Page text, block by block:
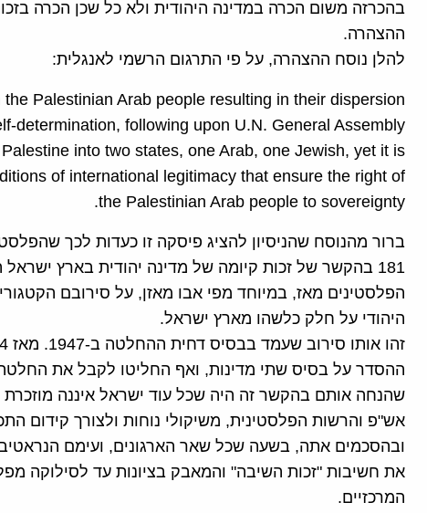
בהכרזה משום הכרה במדינה היהודית ולא כל שכן הכרה
ההצהרה.
להלן נוסח ההצהרה, על פי התרגום הרשמי לאנגלית:
Palestinian Arab people resulting in their dispersion
determination, following upon U.N. General Assembly
into two states, one Arab, one Jewish, yet it is
of international legitimacy that ensure the right of
the Palestinian Arab people to sovereignty.
181 בהקשר של זכות קיומה של מדינה יהודית בארץ
הפלסטינים מאז, במיוחד מפי אבו מאזן, על סירובם
היהודי על חלק כלשהו מארץ ישראל.
שהנחה אותם בהקשר זה היה שכל עוד ישראל איננה מוזכרת
אש"פ והרשות הפלסטינית, משיקולי נוחות ולצורך קידום
ובהסכמים אתה, בשעה שכל שאר הארגונים, ועימם הנראטיב
את חשיבות "זכות השיבה" והמאבק בציונות עד לסילוקה
המרכזיים.